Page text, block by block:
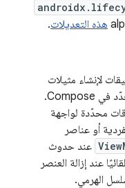
هذه التعديلات.
لإنشاء مثيلات
ذات نطاق محدّد في Compose.
محدّدة لواجهة
أو عناصر
عند حدوث
عند إزالة العنصر